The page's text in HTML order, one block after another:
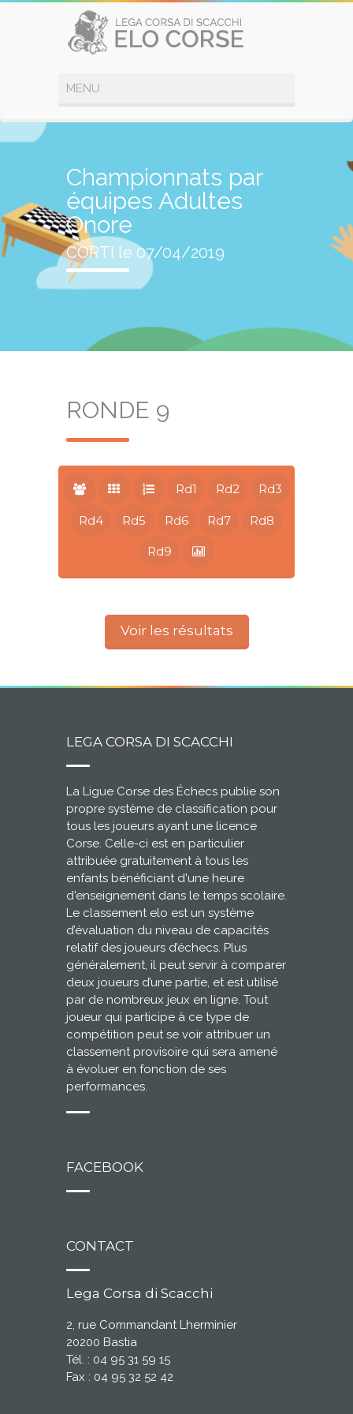
Championnats par
équipes Adultes
Onore
CORTI le 07/04/2019
RONDE 9
Rd1 Rd2 Rd3
Rd4 Rd5 Rd6 Rd7 Rd8
Rd9
Voir les résultats
LEGA CORSA DI SCACCHI
La Ligue Corse des Échecs publie son
propre système de classification pour
tous les joueurs ayant une licence
Corse. Celle-ci est en particulier
attribuée gratuitement à tous les
enfants bénéficiant d'une heure
d'enseignement dans le temps scolaire.
Le classement elo est un système
d’évaluation du niveau de capacités
relatif des joueurs d’échecs. Plus
généralement, il peut servir à comparer
deux joueurs d’une partie, et est utilisé
par de nombreux jeux en ligne. Tout
joueur qui participe à ce type de
compétition peut se voir attribuer un
classement provisoire qui sera amené
à évoluer en fonction de ses
performances.
FACEBOOK
CONTACT
Lega Corsa di Scacchi
2, rue Commandant Lherminier
20200 Bastia
Tél. : 04 95 31 59 15
Fax : 04 95 32 52 42